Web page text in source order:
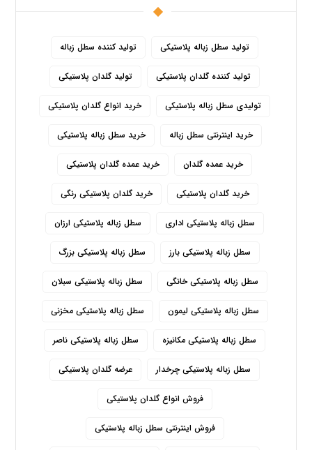
تولید سطل زباله پلاستیکی تولید کننده سطل زباله
تولید کننده گلدان پلاستیکی تولید گلدان پلاستیکی
تولیدی سطل زباله پلاستیکی خرید انواع گلدان پلاستیکی
خرید اینترنتی سطل زباله خرید سطل زباله پلاستیکی
خرید عمده گلدان خرید عمده گلدان پلاستیکی
خرید گلدان پلاستیکی خرید گلدان پلاستیکی رنگی
سطل زباله پلاستیکی اداری سطل زباله پلاستیکی ارزان
سطل زباله پلاستیکی بارز سطل زباله پلاستیکی بزرگ
سطل زباله پلاستیکی خانگی سطل زباله پلاستیکی سبلان
سطل زباله پلاستیکی لیمون سطل زباله پلاستیکی مخزنی
سطل زباله پلاستیکی مکانیزه سطل زباله پلاستیکی ناصر
سطل زباله پلاستیکی چرخدار عرضه گلدان پلاستیکی
فروش انواع گلدان پلاستیکی
فروش اینترنتی سطل زباله پلاستیکی